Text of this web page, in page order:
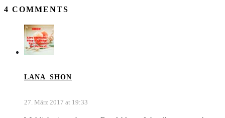
4 COMMENTS
LANA_SHON
27. März 2017 at 19:33